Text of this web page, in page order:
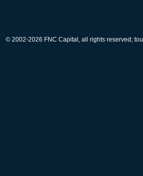
© 2002-2026 FNC Capital, all rights reserved;